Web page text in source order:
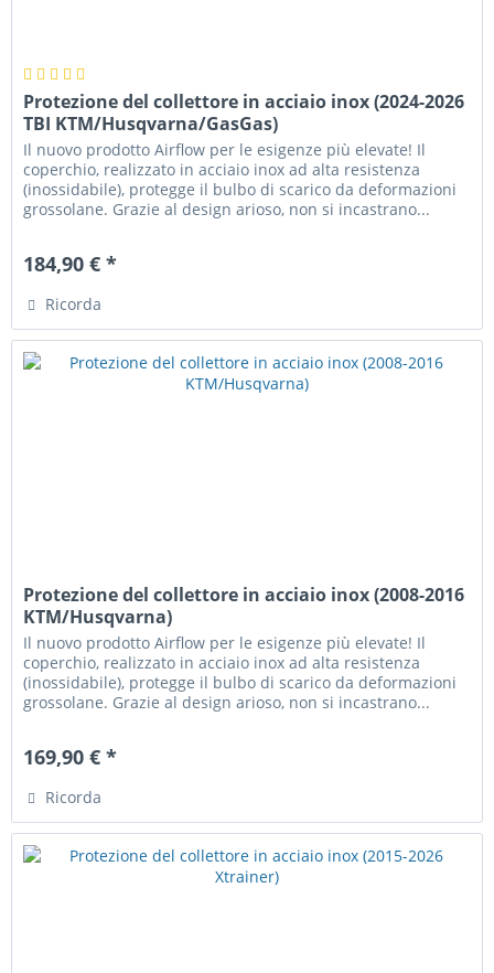
Protezione del collettore in acciaio inox (2024-2026
TBI KTM/Husqvarna/GasGas)
Il nuovo prodotto Airflow per le esigenze più elevate! Il
coperchio, realizzato in acciaio inox ad alta resistenza
(inossidabile), protegge il bulbo di scarico da deformazioni
grossolane. Grazie al design arioso, non si incastrano...
184,90 € *
Ricorda
Protezione del collettore in acciaio inox (2008-2016
KTM/Husqvarna)
Il nuovo prodotto Airflow per le esigenze più elevate! Il
coperchio, realizzato in acciaio inox ad alta resistenza
(inossidabile), protegge il bulbo di scarico da deformazioni
grossolane. Grazie al design arioso, non si incastrano...
169,90 € *
Ricorda